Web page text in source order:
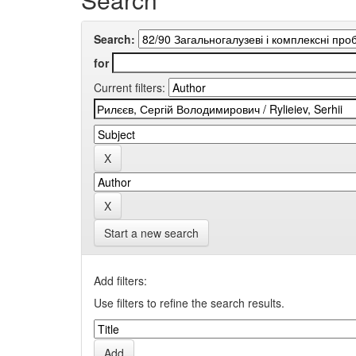
Search:
for
Current filters:
Start a new search
Add filters:
Use filters to refine the search results.